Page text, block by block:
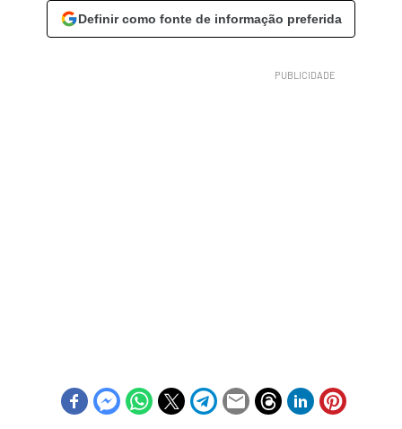
Definir como fonte de informação preferida